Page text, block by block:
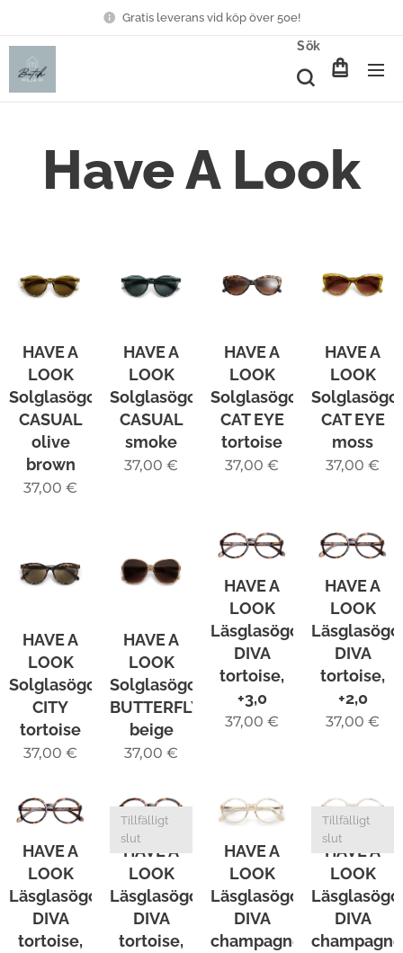
Gratis leverans vid köp över 50e!
Sök
Have A Look
HAVE A
LOOK
Solglasögon
CASUAL
olive
brown
37,00 €
HAVE A
LOOK
Solglasögon
CASUAL
smoke
37,00 €
HAVE A
LOOK
Solglasögon
CAT EYE
tortoise
37,00 €
HAVE A
LOOK
CAT EYE
moss
37,00 €
HAVE A
LOOK
Solglasögon
CITY
tortoise
37,00 €
HAVE A
LOOK
Solglasögon
BUTTERFLY
beige
37,00 €
HAVE A
LOOK
Läsglasögon
DIVA
tortoise,
+3,0
37,00 €
HAVE A
LOOK
DIVA
tortoise,
+2,0
37,00 €
HAVE A
LOOK
Läsglasögon
DIVA
tortoise,
HAVE A
LOOK
Läsglasögon
DIVA
tortoise,
Tillfälligt
slut
HAVE A
LOOK
Läsglasögon
DIVA
champagne,
HAVE A
LOOK
DIVA
Tillfälligt
slut